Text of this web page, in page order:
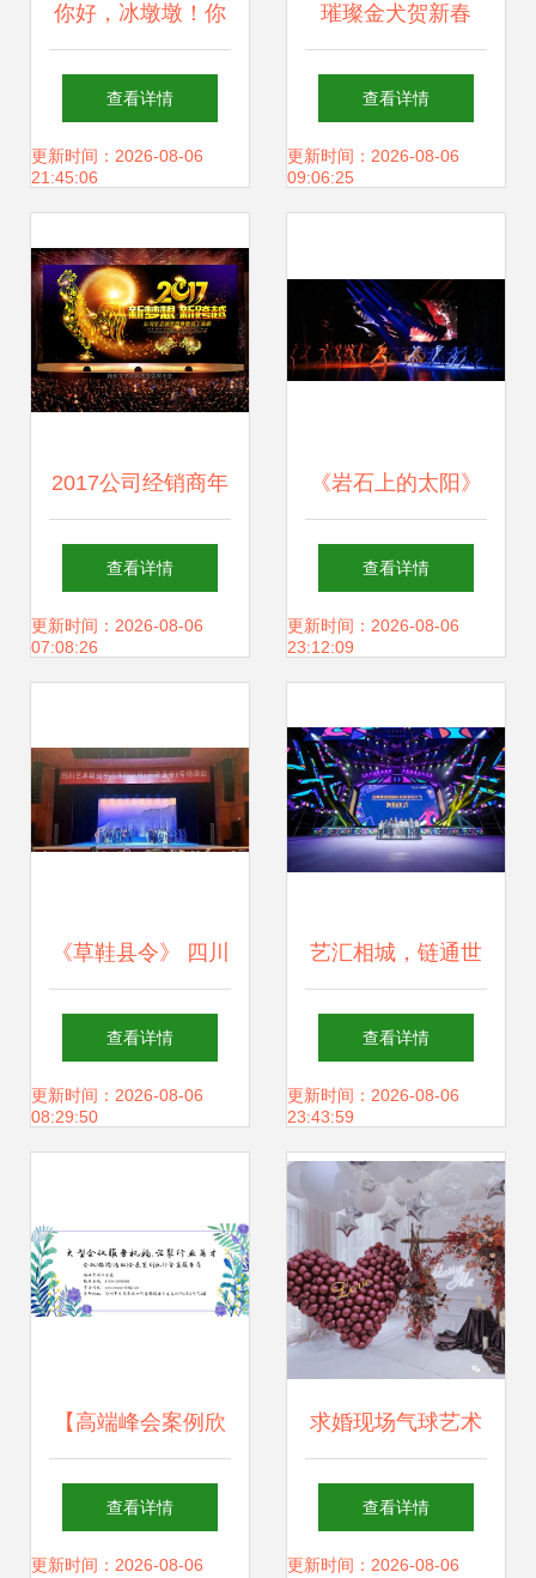
你好，冰墩墩！你
好，雪容融！——
从冬奥吉祥物看舞
与创新
查看详情
更新时间：2026-08-06
21:45:06
璀璨金犬贺新春
2018金色绚丽狗年
晚会年会舞台背景
查看详情
更新时间：2026-08-06
09:06:25
2017公司经销商年
会舞台背景 设计素
材与创意策划全攻
查看详情
更新时间：2026-08-06
07:08:26
《岩石上的太阳》
舞台艺术造型策划
如何点亮红色文旅
查看详情
更新时间：2026-08-06
23:12:09
《草鞋县令》 四川
唯一廉洁川剧入选
全国舞台艺术重点
术造型策划解析
查看详情
更新时间：2026-08-06
08:29:50
艺汇相城，链通世
界——首届相城国
际文化艺术活动月
启幕，舞台艺术造
型策划展现非凡匠
心
查看详情
更新时间：2026-08-06
23:43:59
【高端峰会案例欣
赏】2019年创财经
峰会暨宏观经济前
查看详情
更新时间：2026-08-06
求婚现场气球艺术
布置与舞台造型策
划全攻略
查看详情
更新时间：2026-08-06